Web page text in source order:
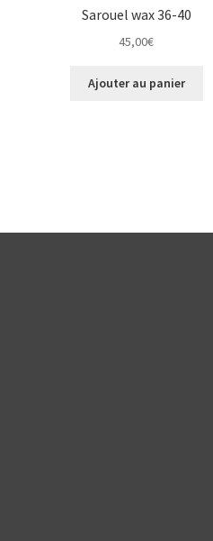
Sarouel wax 36-40
45,00€
Ajouter au panier